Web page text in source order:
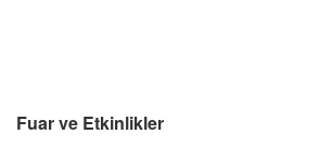
Fuar ve Etkinlikler